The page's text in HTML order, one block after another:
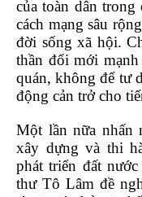
của toàn dân
cách mạng sâu
đời sống xã hội.
thần đổi mới
quán, không để tư
động cản trở cho
Một lần nữa nhấn
xây dựng và thi
phát triển đất
thư Tô Lâm đề